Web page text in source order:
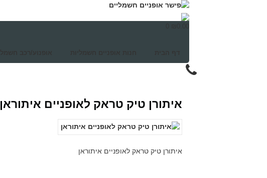
איתורן טיק טראק לאופניים איתוראן
איתורן טיק טראק לאופניים איתוראן